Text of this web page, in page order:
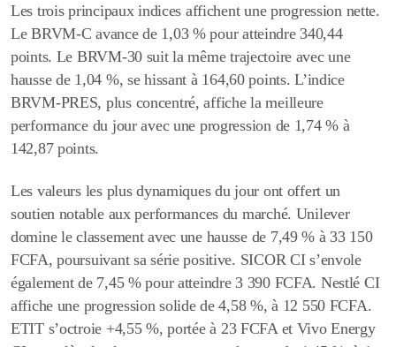
Les trois principaux indices affichent une progression nette.
LeBRVM-C avance de 1,03 %pour atteindre 340,44
points. Le BRVM-30suit la même trajectoire avec une
hausse de 1,04 %, se hissant à 164,60 points. L’indice
BRVM-PRES, plus concentré, affiche la meilleure
performance du jour avec une progression de 1,74 % à
142,87 points.
Les valeurs les plus dynamiques du jour ont offert un
soutien notable aux performances du marché. Unilever
domine le classement avec une hausse de 7,49 % à 33 150
FCFA, poursuivant sa série positive. SICOR CI s’envole
également de 7,45 %pour atteindre 3 390 FCFA. Nestlé CI
affiche une progression solide de4,58 %, à 12 550 FCFA.
ETITs’octroie +4,55 %, portée à 23 FCFA et Vivo Energy